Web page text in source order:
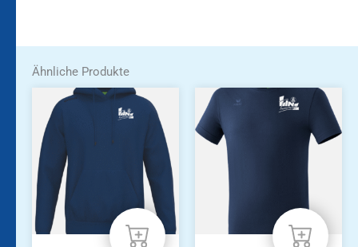
Ähnliche Produkte
Dieses
Produkt
weist
Varianten
auf.
Die
Optionen
können
auf
Dieses
Produkt
weist
mehrere
Varianten
auf.
Optionen
können